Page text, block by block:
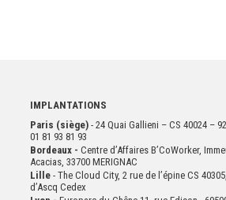
IMPLANTATIONS
Paris (siège) - 24 Quai Gallieni – CS 40024 –
01 81 93 81 93
Bordeaux - Centre d’Affaires B’CoWorker,
Acacias, 33700 MERIGNAC
Lille- The Cloud City, 2 rue de l’épine CS
d’Ascq Cedex